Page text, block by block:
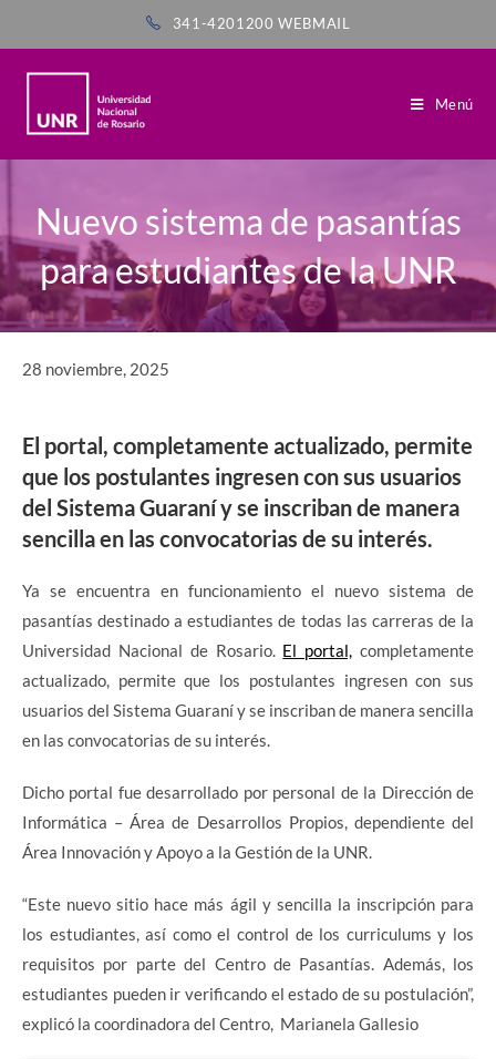
341-4201200WEBMAIL
Menú
Nuevo sistema de pasantías
para estudiantes de la UNR
28 noviembre, 2025
El portal, completamente actualizado, permite
que los postulantes ingresen con sus usuarios
del Sistema Guaraní y se inscriban de manera
sencilla en las convocatorias de su interés.
Ya se encuentra en funcionamiento el nuevo sistema de
pasantías destinado a estudiantes de todas las carreras de la
Universidad Nacional de Rosario. El portal, completamente
actualizado, permite que los postulantes ingresen con sus
usuarios del Sistema Guaraní y se inscriban de manera sencilla
en las convocatorias de su interés.
Dicho portal fue desarrollado por personal de la Dirección de
Informática – Área de Desarrollos Propios, dependiente del
Área Innovación y Apoyo a la Gestión de la UNR.
“Este nuevo sitio hace más ágil y sencilla la inscripción para
los estudiantes, así como el control de los curriculums y los
requisitos por parte del Centro de Pasantías. Además, los
estudiantes pueden ir verificando el estado de su postulación”,
explicó la coordinadora del Centro, Marianela Gallesio